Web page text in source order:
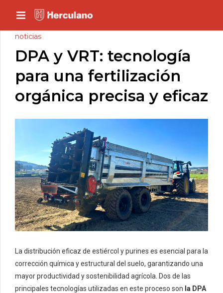
noticias
DPA y VRT: tecnología
para una fertilización
orgánica precisa y eficaz
La distribución eficaz de estiércol y purines es esencial para la
corrección química y estructural del suelo, garantizando una
mayor productividad y sostenibilidad agrícola. Dos de las
principales tecnologías utilizadas en este proceso son la DPA